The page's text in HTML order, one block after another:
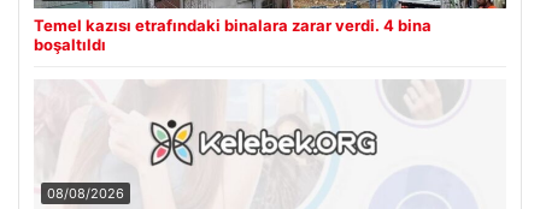
Temel kazısı etrafındaki binalara zarar verdi. 4 bina
boşaltıldı
08/08/2026